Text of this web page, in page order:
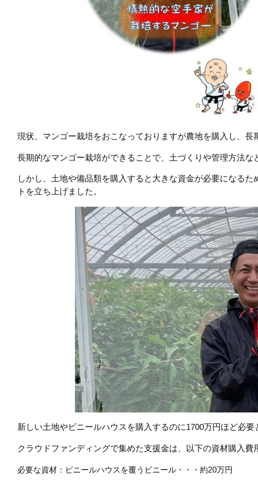
現状、マンゴー栽培をおこなっておりますが農地を購入し、長
長期的なマンゴー栽培ができることで、土づくりや管理方法
しかし、土地や備品類を購入すると大きな資金が必要になる
トを立ち上げました。
新しい土地やビニールハウスを購入するのに1700万円ほど必要
クラウドファンディングで集めた支援金は、以下の資材購入費
必要な資材：ビニールハウスを覆うビニール・・・約20万円